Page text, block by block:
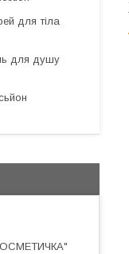
для тіла
для душу